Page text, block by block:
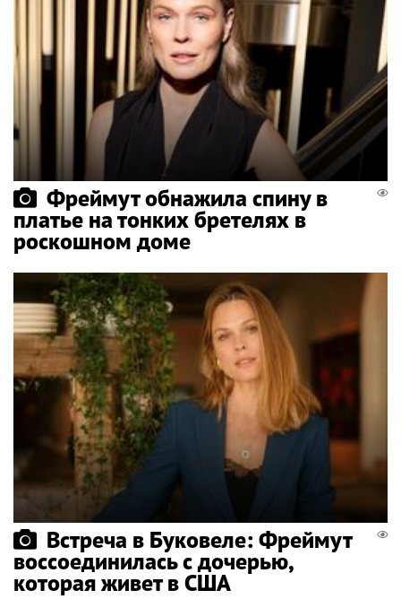
Фреймут обнажила спину в
платье на тонких бретелях в
роскошном доме
Встреча в Буковеле: Фреймут
воссоединилась с дочерью,
которая живет в США